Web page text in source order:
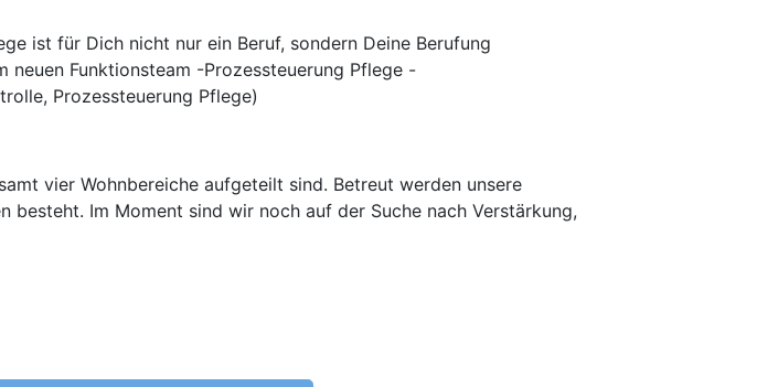
ist für Dich nicht nur ein Beruf, sondern Deine Berufung
neuen Funktionsteam -Prozessteuerung Pflege -
Prozessteuerung Pflege)
vier Wohnbereiche aufgeteilt sind. Betreut werden unsere
besteht. Im Moment sind wir noch auf der Suche nach Verstärkung,